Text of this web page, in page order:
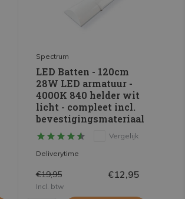
Spectrum
LED Batten - 120cm
28W LED armatuur -
4000K 840 helder wit
licht - compleet incl.
bevestigingsmateriaal
Vergelijk
Deliverytime
€19,95 €12,95
Incl. btw